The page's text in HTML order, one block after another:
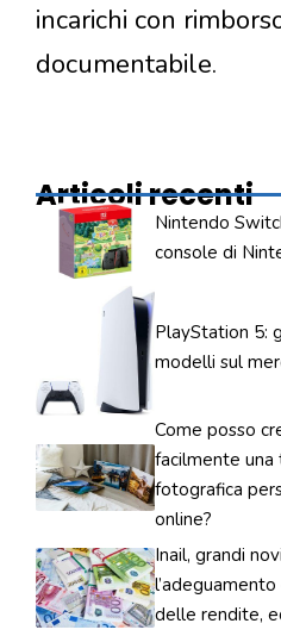
incarichi con
documentabile.
Articoli recenti
Nintendo
console di
PlayStation 5:
modelli sul
Come posso
facilmente una
fotografica
online?
Inail, grandi
delle rendite,